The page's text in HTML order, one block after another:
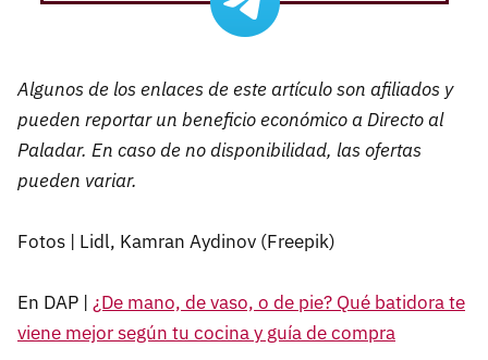
Algunos de los enlaces de este artículo son afiliados y
pueden reportar un beneficio económico a Directo al
Paladar. En caso de no disponibilidad, las ofertas
pueden variar.
Fotos | Lidl, Kamran Aydinov (Freepik)
En DAP | ¿De mano, de vaso, o de pie? Qué batidora te
viene mejor según tu cocina y guía de compra